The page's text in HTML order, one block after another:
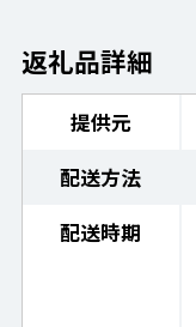
返礼品詳細
提供元
配送方法
配送時期